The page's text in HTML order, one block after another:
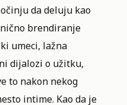
da deluju kao
brendiranje
umeci, lažna
dijalozi o užitku,
to nakon nekog
intime. Kao da je